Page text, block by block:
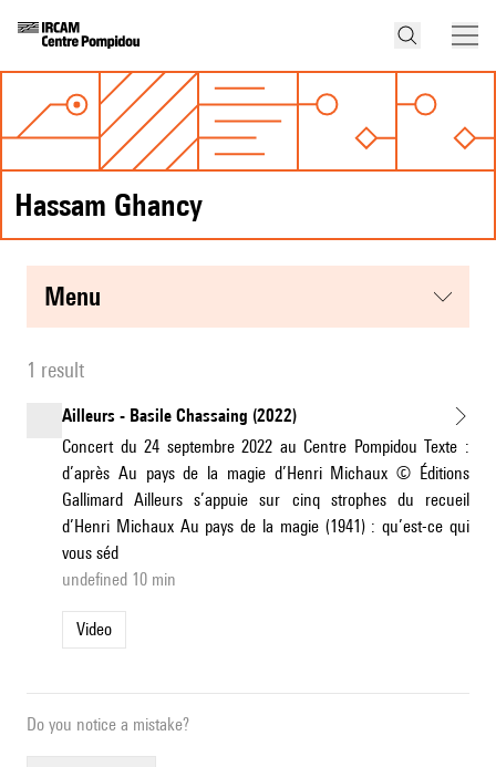
Hassam Ghancy
menu
1 result
Ailleurs - Basile Chassaing (2022)
Concert du 24 septembre 2022 au Centre Pompidou Texte :
d’après Au pays de la magie d’Henri Michaux © Éditions
Gallimard Ailleurs s’appuie sur cinq strophes du recueil
d’Henri Michaux Au pays de la magie (1941) : qu’est-ce qui
vous séd
undefined 10 min
Video
Do you notice a mistake?